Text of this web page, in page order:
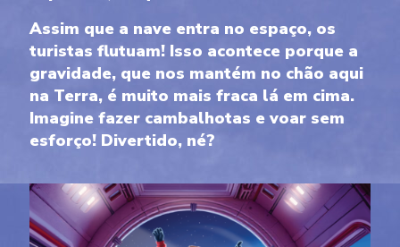
Assim que a nave entra no espaço, os
turistas flutuam! Isso acontece porque a
gravidade, que nos mantém no chão aqui
na Terra, é muito mais fraca lá em cima.
Imagine fazer cambalhotas e voar sem
esforço! Divertido, né?